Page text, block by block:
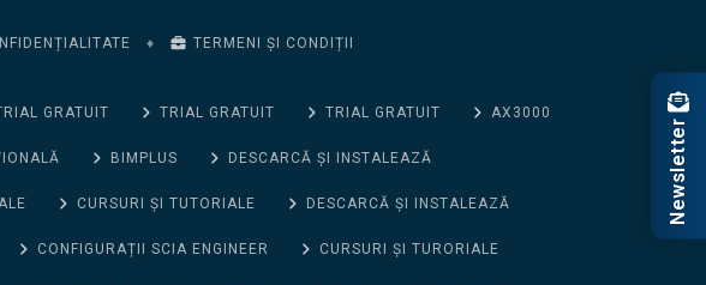
♦ TERMENI ȘI CONDIȚII
GRATUIT TRIAL GRATUIT TRIAL GRATUIT AX3000
BIMPLUS DESCARCĂ ȘI INSTALEAZĂ
CURSURI ȘI TUTORIALE DESCARCĂ ȘI INSTALEAZĂ
CONFIGURAȚII SCIA ENGINEER CURSURI ȘI TURORIALE
Newsletter